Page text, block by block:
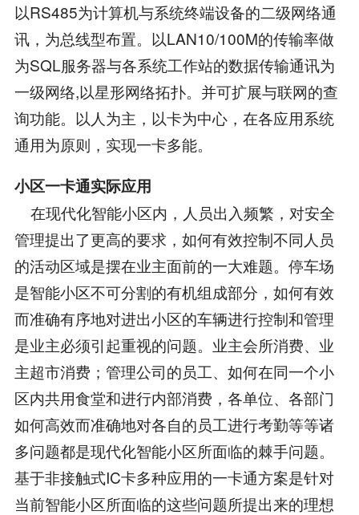
以RS485为计算机与系统终端设备的二级网络通
讯，为总线型布置。以LAN10/100M的传输率做
为SQL服务器与各系统工作站的数据传输通讯为
一级网络,以星形网络拓扑。并可扩展与联网的查
询功能。以人为主，以卡为中心，在各应用系统
通用为原则，实现一卡多能。
小区一卡通实际应用
在现代化智能小区内，人员出入频繁，对安全
管理提出了更高的要求，如何有效控制不同人员
的活动区域是摆在业主面前的一大难题。停车场
是智能小区不可分割的有机组成部分，如何有效
而准确有序地对进出小区的车辆进行控制和管理
是业主必须引起重视的问题。业主会所消费、业
主超市消费；管理公司的员工、如何在同一个小
区内共用食堂和进行内部消费，各单位、各部门
如何高效而准确地对各自的员工进行考勤等等诸
多问题都是现代化智能小区所面临的棘手问题。
基于非接触式IC卡多种应用的一卡通方案是针对
当前智能小区所面临的这些问题所提出来的理想